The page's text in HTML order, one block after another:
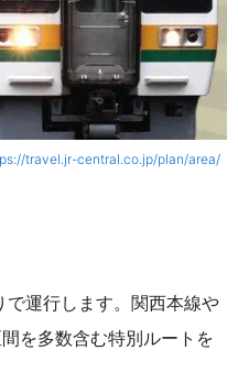
travel.jr-central.co.jp/plan/area/
運行します。関西本線や
を多数含む特別ルートを